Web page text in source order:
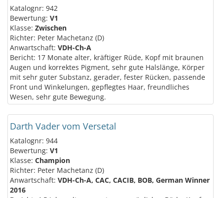
Katalognr: 942
Bewertung: V1
Klasse: Zwischen
Richter: Peter Machetanz (D)
Anwartschaft: VDH-Ch-A
Bericht: 17 Monate alter, kräftiger Rüde, Kopf mit braunen
Augen und korrektes Pigment, sehr gute Halslänge, Körper
mit sehr guter Substanz, gerader, fester Rücken, passende
Front und Winkelungen, gepflegtes Haar, freundliches
Wesen, sehr gute Bewegung.
Darth Vader vom Versetal
Katalognr: 944
Bewertung: V1
Klasse: Champion
Richter: Peter Machetanz (D)
Anwartschaft: VDH-Ch-A, CAC, CACIB, BOB, German Winner
2016